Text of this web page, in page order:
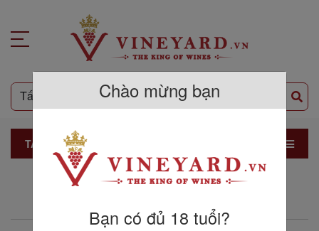
TẤT CẢ SẢN PHẨM
THƯƠNG HIỆU LEVORATO
Chào mừng bạn
Bạn có đủ 18 tuổi?